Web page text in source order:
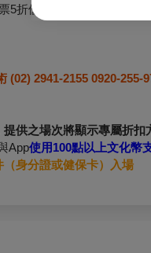
5折優待，入場時應出示
(02) 2941-2155 0920-255-
供之場次將顯示專屬折扣
App使用100點以上文化幣
身分證或健保卡）入場